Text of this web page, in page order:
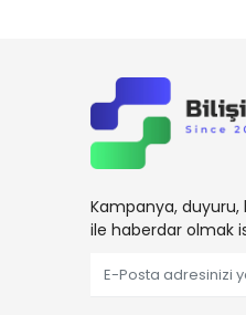
Kampanya,
ile haberdar olmak